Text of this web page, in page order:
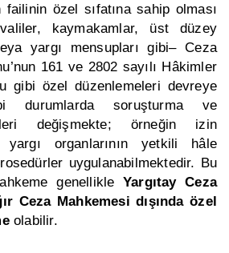
özel sıfatına sahip olması
kaymakamlar, üst düzey
yargı mensupları gibi– Ceza
161 ve 2802 sayılı Hâkimler
gibi özel düzenlemeleri devreye
durumlarda soruşturma ve
değişmekte; örneğin izin
yargı organlarının yetkili hâle
uygulanabilmektedir. Bu
genellikle Yargıtay Ceza
Ceza Mahkemesi dışında özel
olabilir.